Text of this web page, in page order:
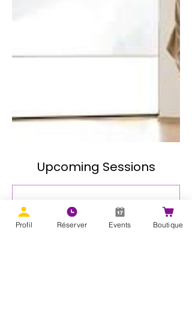
Upcoming Sessions
Profil Réserver Events Boutique